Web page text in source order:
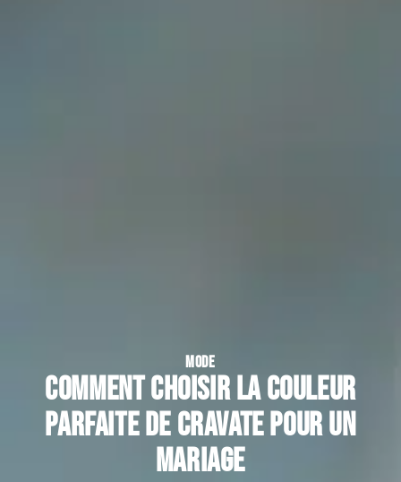
MODE
Comment choisir la couleur
parfaite de cravate pour un
mariage